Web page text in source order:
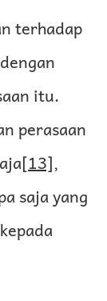
terhadap
itu.
perasaan
[13],
saja yang